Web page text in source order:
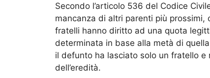
Secondo l’articolo 536 del Codice
mancanza di altri parenti più prossimi,
fratelli hanno diritto ad una quota
determinata in base alla metà di
il defunto ha lasciato solo un fratello
dell’eredità.